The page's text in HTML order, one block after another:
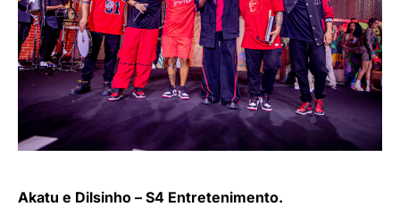
Akatu e Dilsinho – S4 Entretenimento.